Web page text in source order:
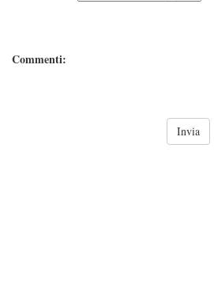
Commenti: